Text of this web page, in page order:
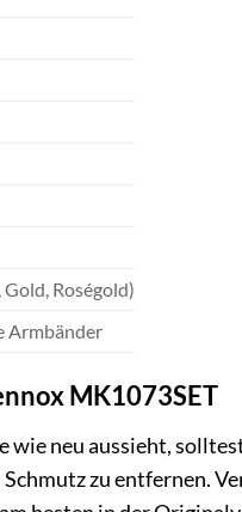
Roségold)
Armbänder
MK1073SET
neu aussieht,
zu entfernen.